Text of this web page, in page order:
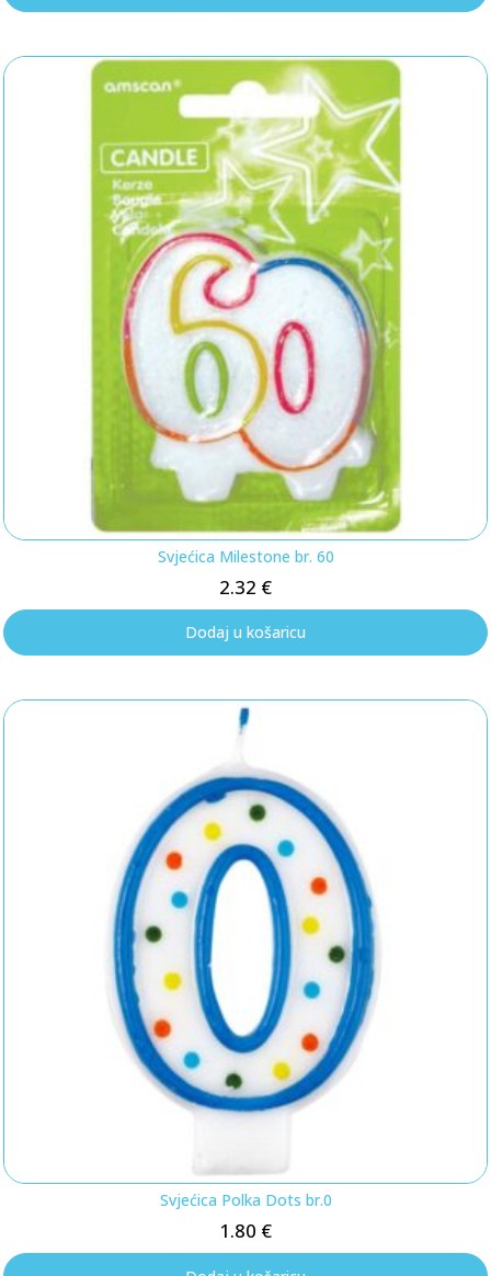
Svjećica Milestone br. 60
2.32 €
Dodaj u košaricu
Svjećica Polka Dots br.0
1.80 €